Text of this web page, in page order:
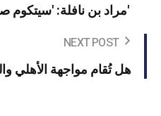
مراد بن نافلة: 'سيتكوم صحة برو شادد ثنية صحيحة'
NEXT POST
هل تُقام مواجهة الأهلي